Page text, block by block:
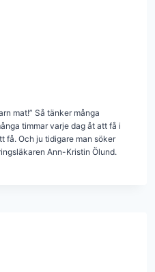
mat!” Så tänker många
timmar varje dag åt att få i
få. Och ju tidigare man söker
Ann-Kristin Ölund.